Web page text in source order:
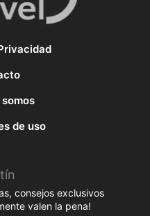
de uso
consejos exclusivos
valen la pena!